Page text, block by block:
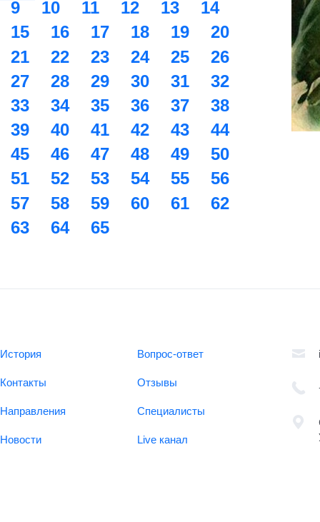
9
10 11 12 13
14
15
16 17 18 19
20
21
22 23 24 25
26
27
28 29 30 31
32
33
34 35 36 37
38
39
40 41 42 43
44
45
46 47 48 49
50
51
52 53 54 55
56
57
58 59 60 61
62
63
64 65
История Вопрос-ответ
Контакты Отзывы
Направления Специалисты
Новости Live канал